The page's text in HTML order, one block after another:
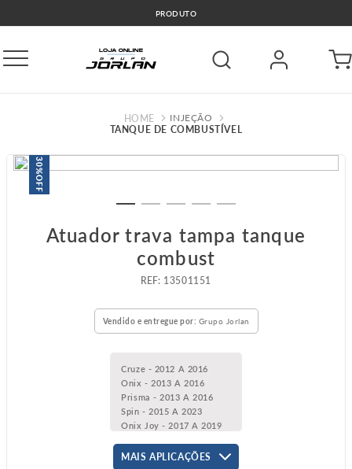
PRODUTO
INJEÇÃO
TANQUE DE COMBUSTÍVEL
30%
OFF
Atuador trava tampa tanque
combust
: 13501151
Vendido e entregue por: Grupo Jorlan
Cruze - 2012 A 2016
Onix - 2013 A 2016
Prisma - 2013 A 2016
Spin - 2015 A 2023
Onix Joy - 2017 A 2019
Joy - 2020 A 2021
MAIS APLICAÇÕES